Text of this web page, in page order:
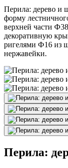
Перила: дерево и
форму
верхней части
декоративную
ригелями Ф16 из
нержавейки.
Перила: